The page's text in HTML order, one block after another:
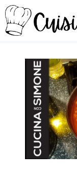
Vai
al
contenuto